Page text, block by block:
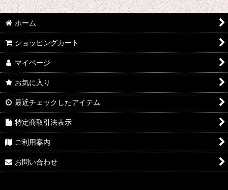
あんさんぶるスターズ
アズールレーン
王様ランキング
イケメン戦国 時をかける恋
イケメン革命 アリスと恋の魔法
イケメンヴァンパイア
A3!(エースリー)
ホーム
ショッピングカート
マイページ
お気に入り
最近チェックしたアイテム
特定商取引法表示
ご利用案内
お問い合わせ